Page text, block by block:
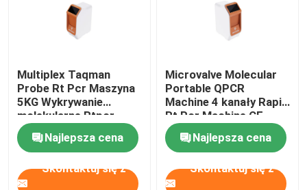
Materiały eksploatacyjne do laboratorium
Zestaw szybkich testów bezpieczeństwa żywności
System obrazowania Western Blot
Mikroskop biologiczny
Multiplex Taqman
Probe Rt Pcr Maszyna
5KG Wykrywanie
molekularne Rtpcr
Maszyna testowa
Najlepsza cena
Skontaktuj się z
Microvalve Molecular
Portable QPCR
Machine 4 kanały Rapid
Rt Pcr Machine CE
Najlepsza cena
Skontaktuj się z